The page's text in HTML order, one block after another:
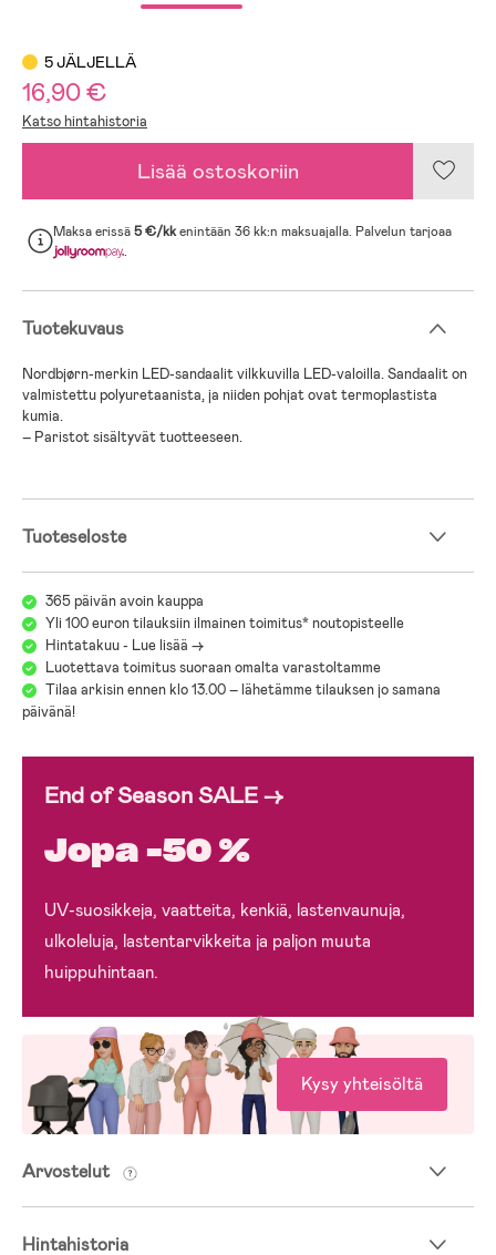
5 JÄLJELLÄ
16,90 €
Katso hintahistoria
Lisää ostoskoriin
Maksa erissä5 €/kkenintään 36 kk:n maksuajalla. Palvelun tarjoaa
.
Tuotekuvaus
Nordbjørn-merkin LED-sandaalit vilkkuvilla LED-valoilla. Sandaalit on
valmistettu polyuretaanista, ja niiden pohjat ovat termoplastista
kumia.
– Paristot sisältyvät tuotteeseen.
Tuoteseloste
365 päivän avoin kauppa
Yli 100 euron tilauksiin ilmainen toimitus* noutopisteelle
Hintatakuu - Lue lisää ->
Luotettava toimitus suoraan omalta varastoltamme
Tilaa arkisin ennen klo 13.00 – lähetämme tilauksen jo samana
päivänä!
End of Season SALE →
Jopa -50 %
UV-suosikkeja, vaatteita, kenkiä, lastenvaunuja,
ulkoleluja, lastentarvikkeita ja paljon muuta
huippuhintaan.
Kysy yhteisöltä
Arvostelut
Hintahistoria